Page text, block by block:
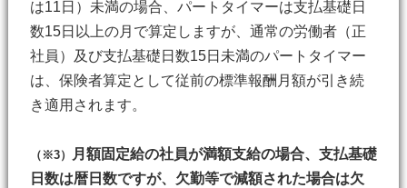
は11日）未満の場合、パートタイマーは支払基礎日
数15日以上の月で算定しますが、通常の労働者（正
社員）及び支払基礎日数15日未満のパートタイマー
は、保険者算定として従前の標準報酬月額が引き続
き適用されます。
（※3）
月額固定給の社員が満額支給の場合、支払基礎
日数は暦日数ですが、欠勤等で減額された場合は欠